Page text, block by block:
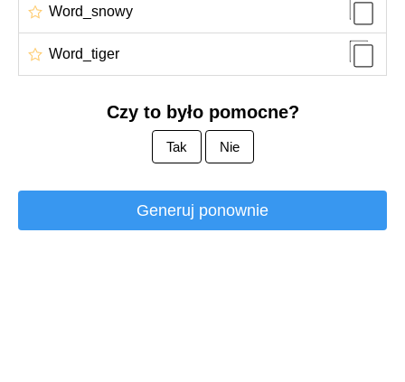
Word_snowy
Word_tiger
Czy to było pomocne?
Tak Nie
Generuj ponownie